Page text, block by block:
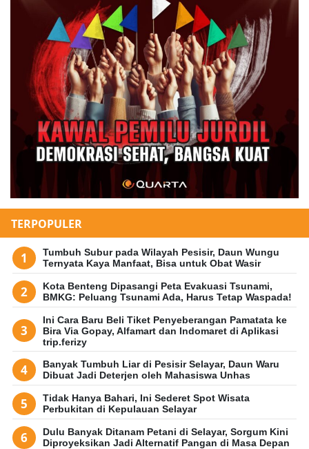
TERPOPULER
Tumbuh Subur pada Wilayah Pesisir, Daun Wungu
Ternyata Kaya Manfaat, Bisa untuk Obat Wasir
Kota Benteng Dipasangi Peta Evakuasi Tsunami,
BMKG: Peluang Tsunami Ada, Harus Tetap Waspada!
Ini Cara Baru Beli Tiket Penyeberangan Pamatata ke
Bira Via Gopay, Alfamart dan Indomaret di Aplikasi
trip.ferizy
Banyak Tumbuh Liar di Pesisir Selayar, Daun Waru
Dibuat Jadi Deterjen oleh Mahasiswa Unhas
Tidak Hanya Bahari, Ini Sederet Spot Wisata
Perbukitan di Kepulauan Selayar
Dulu Banyak Ditanam Petani di Selayar, Sorgum Kini
Diproyeksikan Jadi Alternatif Pangan di Masa Depan